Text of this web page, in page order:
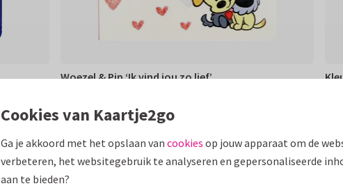
Woezel & Pip ‘Ik vind jou zo lief’
Cookies van Kaartje2go
Ga je akkoord met het opslaan van cookies op jouw apparaat om de
verbeteren, het websitegebruik te analyseren en gepersonaliseerde
aan te bieden?